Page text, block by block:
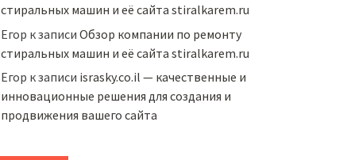
стиральных машин и её сайта stiralkarem.ru
Егор к записи Обзор компании по ремонту
стиральных машин и её сайта stiralkarem.ru
Егор к записи israsky.co.il — качественные и
инновационные решения для создания и
продвижения вашего сайта